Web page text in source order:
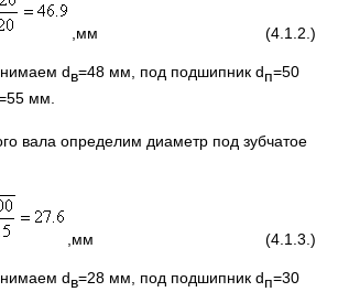
,мм (4.1.2.)
dв=48 мм, под подшипник dп=50
мм.
вала определим диаметр под зубчатое
,мм (4.1.3.)
dв=28 мм, под подшипник dп=30